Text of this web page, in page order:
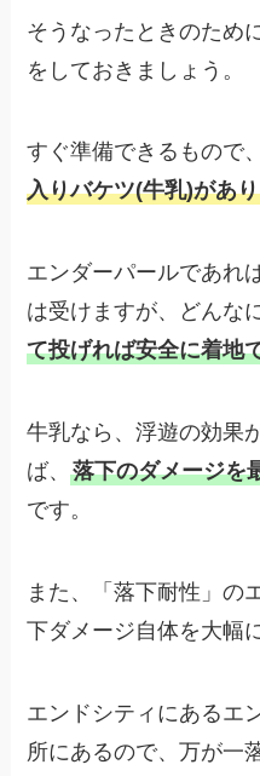
そうなったときのため
をしておきましょう。
すぐ準備できるもので
入りバケツ(牛乳)があ
エンダーパールであれ
は受けますが、どんな
て投げれば安全に着地
牛乳なら、浮遊の効果
ば、落下のダメージを
です。
また、「落下耐性」の
下ダメージ自体を大幅
エンドシティにあるエ
所にあるので、万が一